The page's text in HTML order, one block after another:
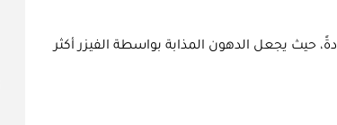
حيث يجعل الدهون المذابة بواسطة الفيزر أكثر